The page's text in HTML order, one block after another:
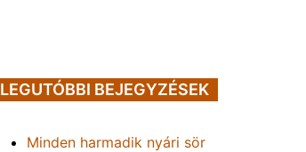
LEGUTÓBBI BEJEGYZÉSEK
Minden harmadik nyári sör